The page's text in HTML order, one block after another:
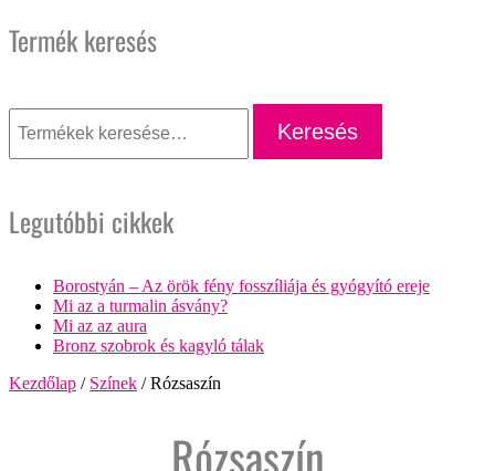
Kezdőlap / Színek / Rózsaszín
Rózsaszín
Termék keresés
következőre:
Keresés
Legutóbbi cikkek
Borostyán – Az örök fény fosszíliája és gyógyító ereje
Mi az a turmalin ásvány?
Mi az az aura
Bronz szobrok és kagyló tálak